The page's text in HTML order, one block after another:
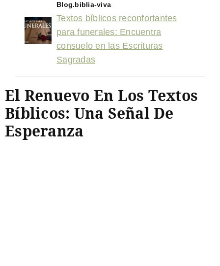
Blog.biblia-viva
Textos bíblicos reconfortantes
para funerales: Encuentra
consuelo en las Escrituras
Sagradas
El Renuevo En Los Textos
Bíblicos: Una Señal De
Esperanza